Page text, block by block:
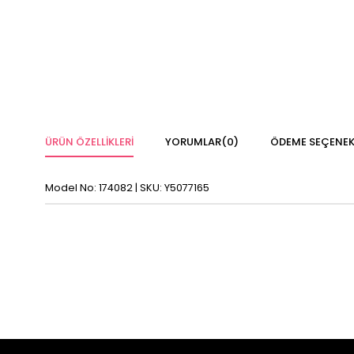
ÜRÜN ÖZELLIKLERI YORUMLAR(0) ÖDEME
Model No: 174082 | SKU: Y5077165